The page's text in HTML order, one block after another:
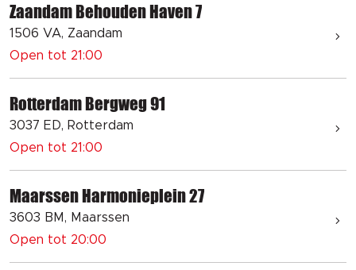
Zaandam Behouden Haven 7
1506 VA, Zaandam
Open tot 21:00
Rotterdam Bergweg 91
3037 ED, Rotterdam
Open tot 21:00
Maarssen Harmonieplein 27
3603 BM, Maarssen
Open tot 20:00